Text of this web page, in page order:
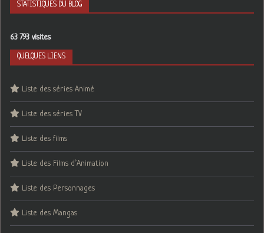
STATISTIQUES DU BLOG
63 793 visites
QUELQUES LIENS
Liste des séries Animé
Liste des séries TV
Liste des films
Liste des Films d’Animation
Liste des Personnages
Liste des Mangas